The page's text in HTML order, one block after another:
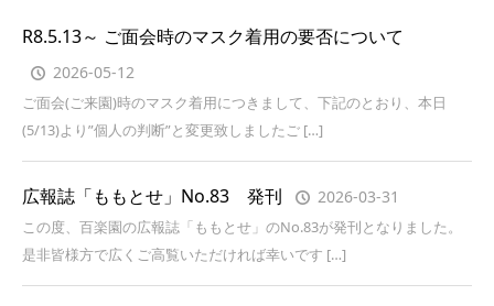
R8.5.13～ ご面会時のマスク着用の要否について
2026-05-12
ご面会(ご来園)時のマスク着用につきまして、下記のとおり、本日
(5/13)より”個人の判断”と変更致しましたご […]
広報誌「ももとせ」No.83 発刊 2026-03-31
この度、百楽園の広報誌「ももとせ」のNo.83が発刊となりました。
是非皆様方で広くご高覧いただければ幸いです […]